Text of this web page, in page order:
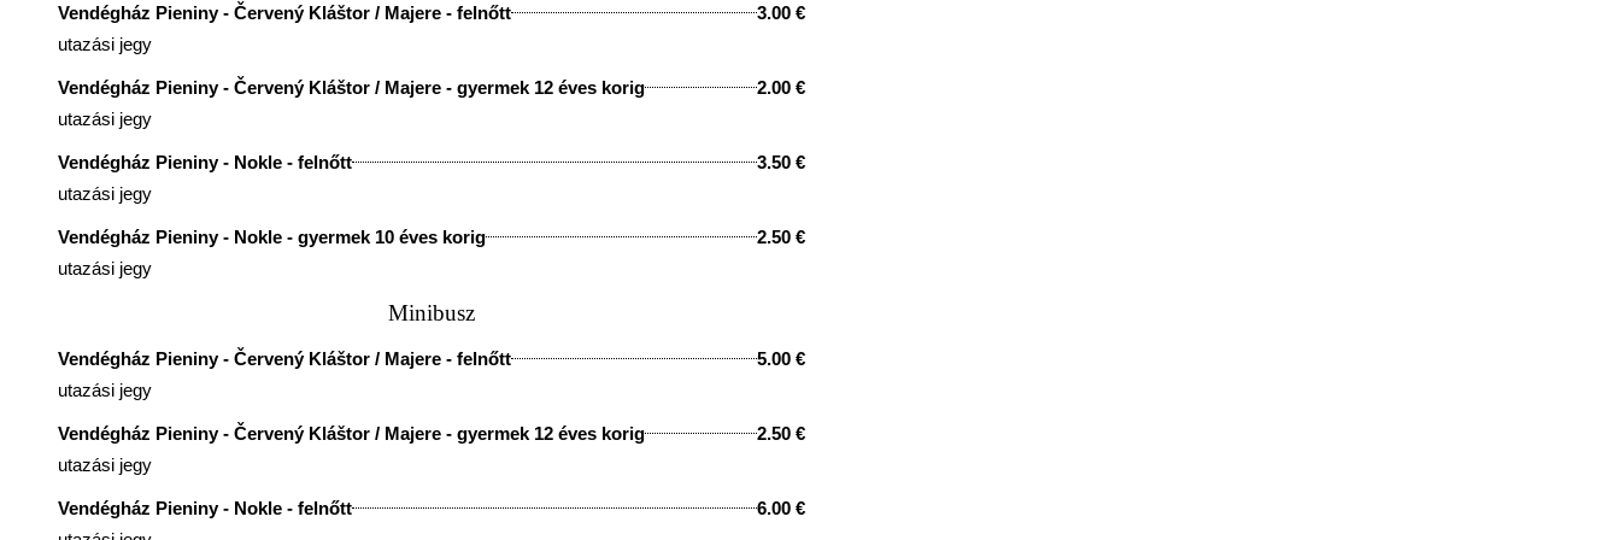
Vendégház Pieniny - Červený Kláštor / Majere - felnőtt
3.00 €
utazási jegy
Vendégház Pieniny - Červený Kláštor / Majere - gyermek 12 éves korig
2.00 €
utazási jegy
Vendégház Pieniny - Nokle - felnőtt
3.50 €
utazási jegy
Vendégház Pieniny - Nokle - gyermek 10 éves korig
2.50 €
utazási jegy
Minibusz
Vendégház Pieniny - Červený Kláštor / Majere - felnőtt
5.00 €
utazási jegy
Vendégház Pieniny - Červený Kláštor / Majere - gyermek 12 éves korig
2.50 €
utazási jegy
Vendégház Pieniny - Nokle - felnőtt
6.00 €